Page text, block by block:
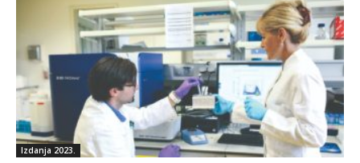
Izdanja 2023.